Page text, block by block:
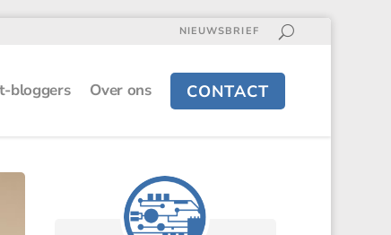
NIEUWSBRIEF
bloggers Over ons CONTACT